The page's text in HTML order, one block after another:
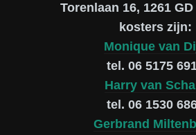
Torenlaan 16, 1261
kosters zijn:
Monique van
tel. 06 5175
Harry van
tel. 06 1530
Gerbrand